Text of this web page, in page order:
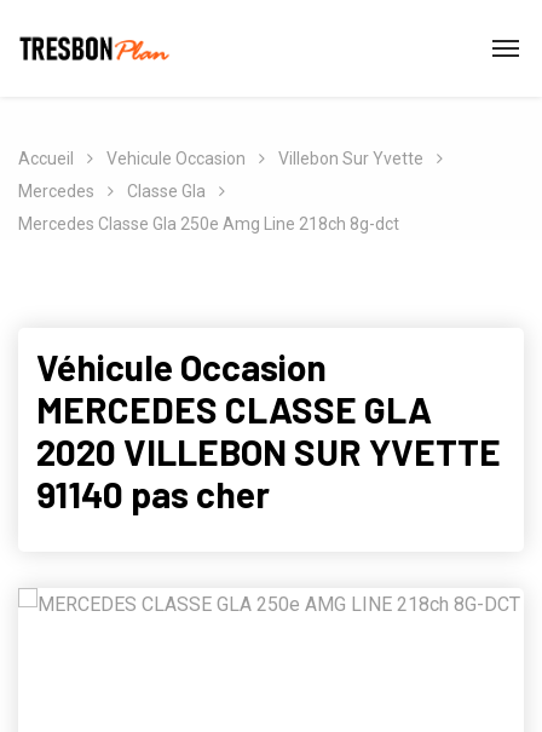
Accueil Vehicule Occasion
Villebon Sur Yvette
Mercedes
Classe Gla
Mercedes Classe Gla 250e Amg Line 218ch 8g-dct
Véhicule Occasion
MERCEDES CLASSE GLA
2020 VILLEBON SUR YVETTE
91140 pas cher